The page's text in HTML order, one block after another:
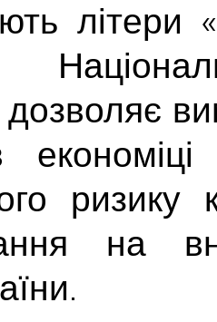
літери
дозволяє
ризику
на